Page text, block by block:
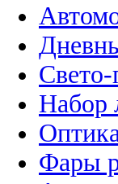
Набор
Фары